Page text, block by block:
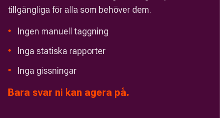
tillgängliga för alla som behöver dem.
•
Ingen manuell taggning
•
Inga statiska rapporter
•
Inga gissningar
Bara svar ni kan agera på.